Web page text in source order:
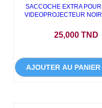
SACCOCHE EXTRA POUR
VIDEOPROJECTEUR NOIR
25,000 TND
AJOUTER AU PANIER